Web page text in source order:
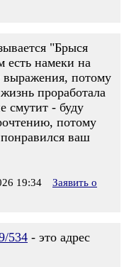
"Брыся
есть намеки на
выражения, потому
проработала
смутит - буду
потому
ваш
19:34
Заявить о
534 - это адрес